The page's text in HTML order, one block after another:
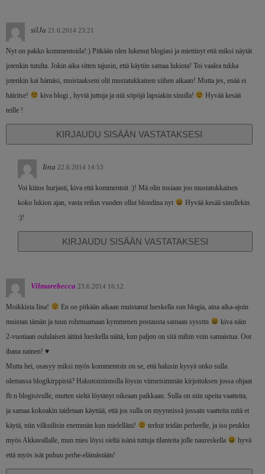
silJa 21.6.2014 23:21
Nyt on pakko kommentoida!:) Pitkään olen lukenut blogiasi ja miettinyt että miksi näytät
jotenkin tutulta. Jokin aika sitten tajusin, että käytiin samaa lukiota! Toi vaalea tukka
jotenkin kai hämäsi, muistaakseni olit mustatukkainen siihen aikaan! Mutta jes, enää ei
häiritse!
kiva blogi , hyviä juttuja ja niii söpöjä lapsiakin sinulla!
Hyvää kesää
teille !
KIRJAUDU SISÄÄN VASTATAKSESI
Iina 22.6.2014 14:53
Voi kiitos hurjasti, kiva että kommentoit :)! Mä olin tosiaan joo mustatukkainen
koko lukion ajan, vasta reilun vuoden ollut blondina nyt
Hyvää kesää sinullekin
:)!
KIRJAUDU SISÄÄN VASTATAKSESI
Vilmarebecca 23.6.2014 16:12
Moikkista Iina!
En oo pitkään aikaan muistanut lueskella sun blogia, aina aika-ajoin
muistan tämän ja tuun rohmuamaan kymmenen postausta samaan syssttn
kiva näin
2-vuotiaan oululaisen äitinä lueskella näitä, kun paljon on sitä mihin voin samaistua. Oot
ihana nainen! ♥
Mutta hei, osasyy miksi myös kommentoin on se, että halusin kysyä onko sulla
olemassa blogikirppistä? Hakutoiminnolla löysin viimeisimmän kirjoituksen jossa ohjaat
fb:n blogisivulle, mutten sieltä löytänyt oikeaan paikkaan. Sulla on niin upeita vaatteita,
ja samaa kokoakin taidetaan käyttää, että jos sulla on myynnissä jossain vaatteita mitä et
käytä, niin vilkuilisin enemmän kun mielelläni!
terkut teidän perheelle, ja iso peukku
myös Akkavallalle, mun mies löysi sieltä isänä tuttuja tilanteita jolle naureskella
hyvä
että myös isät puhuu perhe-elämästään!